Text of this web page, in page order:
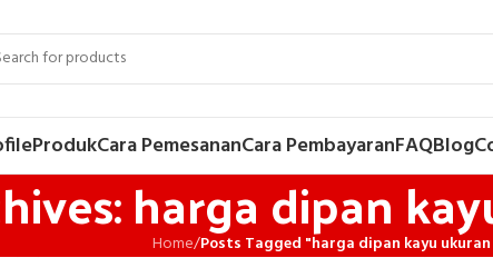
ProdukCara PemesananCara PembayaranFAQBlog
harga dipan
Home/Posts Tagged "harga dipan kayu ukuran